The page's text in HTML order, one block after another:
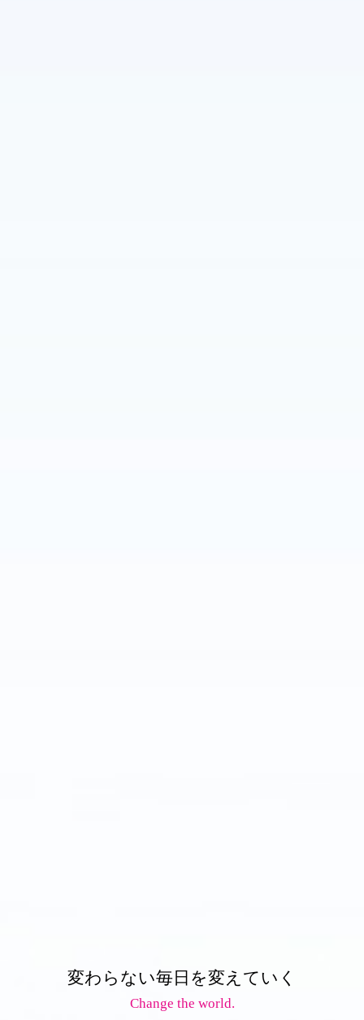
変わらない毎日を変えていく
Change the world.